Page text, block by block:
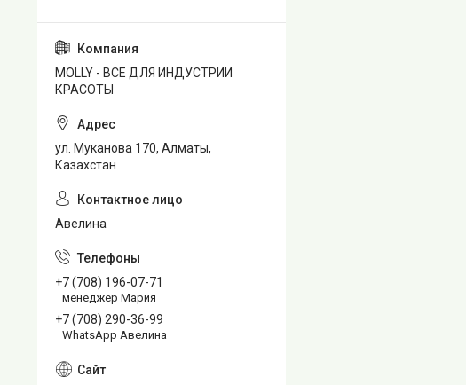
MOLLY - ВСЕ ДЛЯ ИНДУСТРИИ
КРАСОТЫ
ул. Муканова 170, Алматы,
Казахстан
Авелина
+7 (708) 196-07-71
менеджер Мария
+7 (708) 290-36-99
WhatsApp Авелина